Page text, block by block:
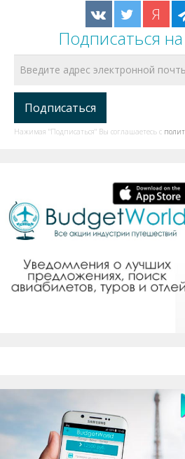
Я
Подписаться
Нажимая "Подписаться" Вы соглашаетесь с